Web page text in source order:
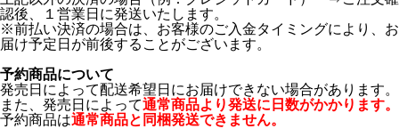
認後、１営業日に発送いたします。
※前払い決済の場合は、お客様のご入金タイミングにより、お
届け予定日が前後することがございます。
予約商品について
発売日によって配送希望日にお届けできない場合があります。
また、発売日によって通常商品より発送に日数がかかります。
予約商品は通常商品と同梱発送できません。